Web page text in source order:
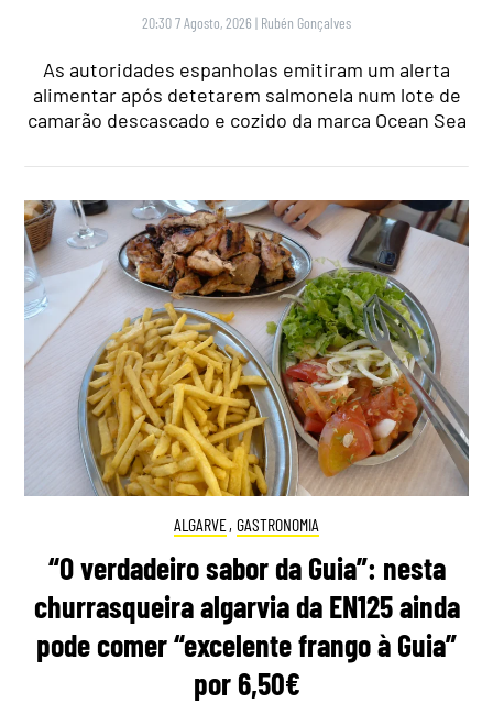
20:30 7 Agosto, 2026 | Rubén Gonçalves
As autoridades espanholas emitiram um alerta
alimentar após detetarem salmonela num lote de
camarão descascado e cozido da marca Ocean Sea
ALGARVE, GASTRONOMIA
“O verdadeiro sabor da Guia”: nesta
churrasqueira algarvia da EN125 ainda
pode comer “excelente frango à Guia”
por 6,50€